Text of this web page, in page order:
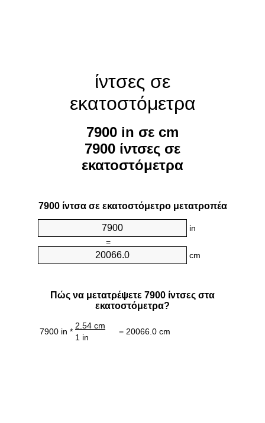
ίντσες σε
εκατοστόμετρα
7900 in σε cm
7900 ίντσες σε
εκατοστόμετρα
7900 ίντσα σε εκατοστόμετρο μετατροπέα
in
=
cm
Πώς να μετατρέψετε 7900 ίντσες στα
εκατοστόμετρα?
7900 in *
2.54 cm
= 20066.0 cm
1 in